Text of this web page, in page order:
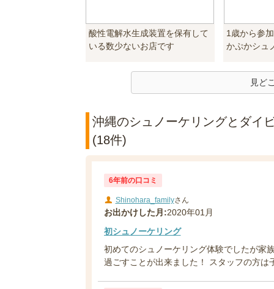
酸性電解水生成装置を保有して
いる数少ないお店です
1歳から参
かぷかシュ
見ど
沖縄のシュノーケリングとダイ
(18件)
6年前の口コミ
Shinohara_familyさん
お出かけした月:2020年01月
初シュノーケリング
初めてのシュノーケリング体験でしたが家
過ごすことが出来ました！ スタッフの方は